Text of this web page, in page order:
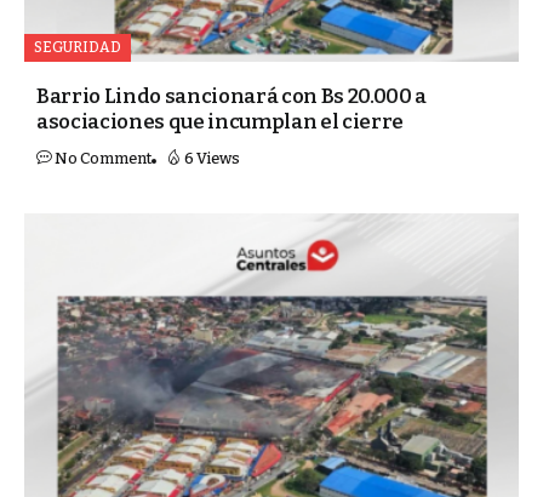
SEGURIDAD
Barrio Lindo sancionará con Bs 20.000 a
asociaciones que incumplan el cierre
No Comment 6 Views